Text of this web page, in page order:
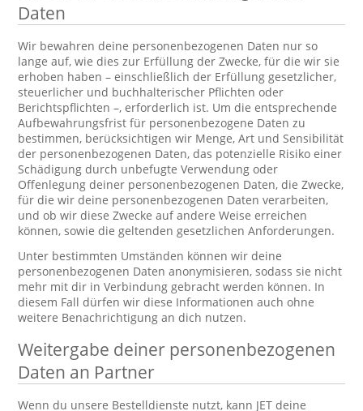
Daten
Wir bewahren deine personenbezogenen Daten nur so
lange auf, wie dies zur Erfüllung der Zwecke, für die wir sie
erhoben haben – einschließlich der Erfüllung gesetzlicher,
steuerlicher und buchhalterischer Pflichten oder
Berichtspflichten –, erforderlich ist. Um die entsprechende
Aufbewahrungsfrist für personenbezogene Daten zu
bestimmen, berücksichtigen wir Menge, Art und Sensibilität
der personenbezogenen Daten, das potenzielle Risiko einer
Schädigung durch unbefugte Verwendung oder
Offenlegung deiner personenbezogenen Daten, die Zwecke,
für die wir deine personenbezogenen Daten verarbeiten,
und ob wir diese Zwecke auf andere Weise erreichen
können, sowie die geltenden gesetzlichen Anforderungen.
Unter bestimmten Umständen können wir deine
personenbezogenen Daten anonymisieren, sodass sie nicht
mehr mit dir in Verbindung gebracht werden können. In
diesem Fall dürfen wir diese Informationen auch ohne
weitere Benachrichtigung an dich nutzen.
Weitergabe deiner personenbezogenen
Daten an Partner
Wenn du unsere Bestelldienste nutzt, kann JET deine